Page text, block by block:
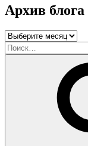
Архив блога
Архив
блога
Искать: